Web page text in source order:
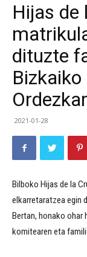
Hijas de
dituzte
2021-01-28
Bilboko Hijas de la
elkarretaratzea egin
Bertan, honako ohar
komitearen eta